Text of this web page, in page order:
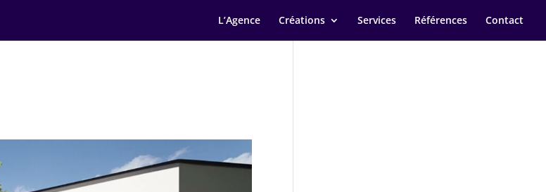
L’Agence Créations Services Références Contact